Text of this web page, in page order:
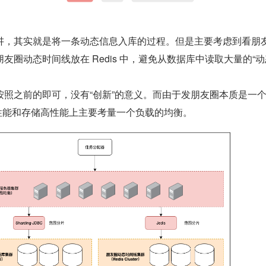
圈动态时间线放在 Redis 中，避免从数据库中读取大量的“动
和存储高性能上主要考量一个负载的均衡。